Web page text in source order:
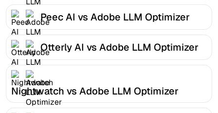
Peec AI vs Adobe LLM Optimizer
Otterly AI vs Adobe LLM Optimizer
Nightwatch vs Adobe LLM Optimizer